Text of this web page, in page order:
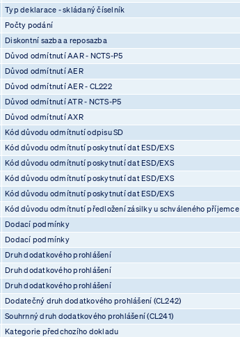
Typ deklarace - skládaný číselník
Počty podání
Diskontní sazba a reposazba
Důvod odmítnutí AAR - NCTS-P5
Důvod odmítnutí AER
Důvod odmítnutí AER - CL222
Důvod odmítnutí ATR - NCTS-P5
Důvod odmítnutí AXR
Kód důvodu odmítnutí odpisu SD
Kód důvodu odmítnutí poskytnutí dat ESD/EXS
Kód důvodu odmítnutí poskytnutí dat ESD/EXS
Kód důvodu odmítnutí poskytnutí dat ESD/EXS
Kód důvodu odmítnutí poskytnutí dat ESD/EXS
Kód důvodu odmítnutí předložení zásilky u schváleného příjemce
Dodací podmínky
Dodací podmínky
Druh dodatkového prohlášení
Druh dodatkového prohlášení
Druh dodatkového prohlášení
Dodatečný druh dodatkového prohlášení (CL242)
Souhrnný druh dodatkového prohlášení (CL241)
Kategorie předchozího dokladu